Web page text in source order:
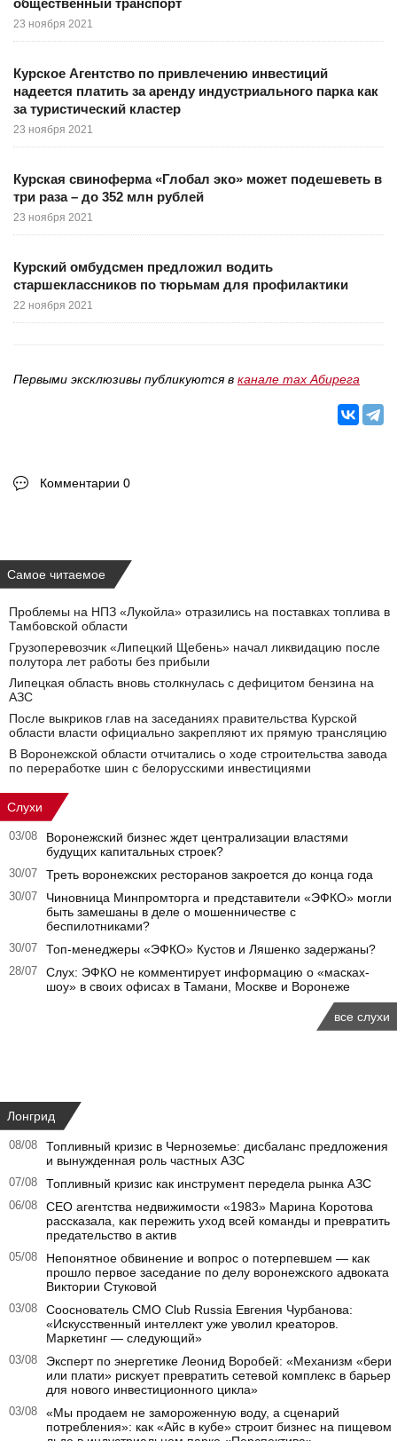
23 ноября 2021
Курское Агентство по привлечению инвестиций
надеется платить за аренду индустриального парка как
за туристический кластер
23 ноября 2021
Курская свиноферма «Глобал эко» может подешеветь в
три раза – до 352 млн рублей
23 ноября 2021
Курский омбудсмен предложил водить
старшеклассников по тюрьмам для профилактики
22 ноября 2021
Первыми эксклюзивы публикуются в канале max Абирега
Комментарии 0
Самое читаемое
Проблемы на НПЗ «Лукойла» отразились на поставках топлива в
Тамбовской области
Грузоперевозчик «Липецкий Щебень» начал ликвидацию после
полутора лет работы без прибыли
Липецкая область вновь столкнулась с дефицитом бензина на
АЗС
После выкриков глав на заседаниях правительства Курской
области власти официально закрепляют их прямую трансляцию
В Воронежской области отчитались о ходе строительства завода
по переработке шин с белорусскими инвестициями
Слухи
03/08
Воронежский бизнес ждет централизации властями
будущих капитальных строек?
30/07 Треть воронежских ресторанов закроется до конца года
30/07
Чиновница Минпромторга и представители «ЭФКО» могли
быть замешаны в деле о мошенничестве с
беспилотниками?
30/07 Топ-менеджеры «ЭФКО» Кустов и Ляшенко задержаны?
28/07
Слух: ЭФКО не комментирует информацию о «масках-
шоу» в своих офисах в Тамани, Москве и Воронеже
все слухи
Лонгрид
08/08
Топливный кризис в Черноземье: дисбаланс предложения
и вынужденная роль частных АЗС
07/08 Топливный кризис как инструмент передела рынка АЗС
06/08
CEO агентства недвижимости «1983» Марина Коротова
рассказала, как пережить уход всей команды и превратить
предательство в актив
05/08
Непонятное обвинение и вопрос о потерпевшем — как
прошло первое заседание по делу воронежского адвоката
Виктории Стуковой
03/08
Сооснователь CMO Club Russia Евгения Чурбанова:
«Искусственный интеллект уже уволил креаторов.
Маркетинг — следующий»
03/08
Эксперт по энергетике Леонид Воробей: «Механизм «бери
или плати» рискует превратить сетевой комплекс в барьер
для нового инвестиционного цикла»
03/08
«Мы продаем не замороженную воду, а сценарий
потребления»: как «Айс в кубе» строит бизнес на пищевом